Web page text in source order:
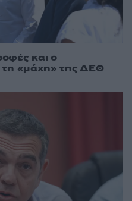
και ο
τη «μάχη» της ΔΕΘ